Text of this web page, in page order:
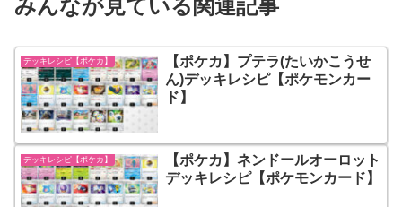
みんなが見ている関連記事
デッキレシピ【ポケカ】
【ポケカ】プテラ(たいかこうせ
ん)デッキレシピ【ポケモンカー
ド】
デッキレシピ【ポケカ】
【ポケカ】ネンドールオーロット
デッキレシピ【ポケモンカード】